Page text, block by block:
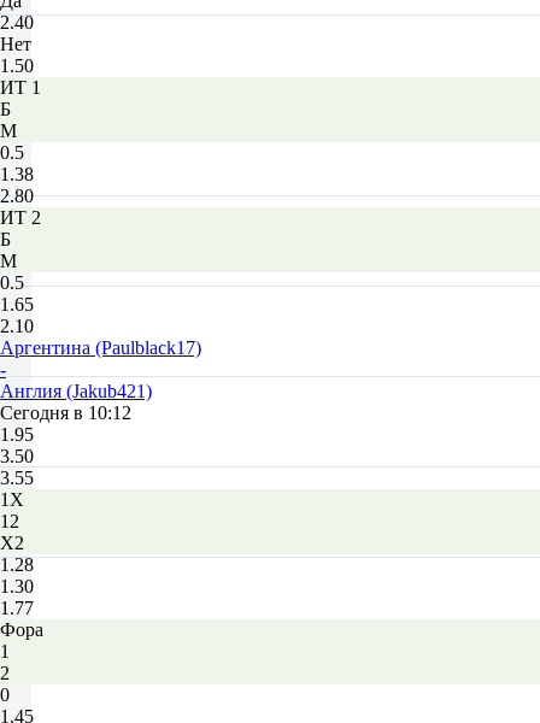
2.40
Нет
1.50
ИТ 1
Б
М
0.5
1.38
2.80
ИТ 2
Б
М
0.5
1.65
2.10
Аргентина (Paulblack17)
-
Англия (Jakub421)
Сегодня в 10:12
1.95
3.50
3.55
1X
12
X2
1.28
1.30
1.77
Фора
1
2
0
1.45